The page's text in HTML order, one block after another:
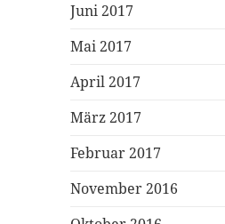
Juni 2017
Mai 2017
April 2017
März 2017
Februar 2017
November 2016